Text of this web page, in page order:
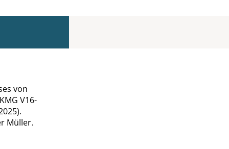
von
V16-
Müller.